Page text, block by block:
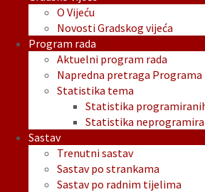
O Vijeću
Novosti Gradskog vijeća
Program rada
Aktuelni program rada
Napredna pretraga Programa
Statistika tema
Statistika
Statistika
Sastav
Trenutni sastav
Sastav po strankama
Sastav po radnim tijelima